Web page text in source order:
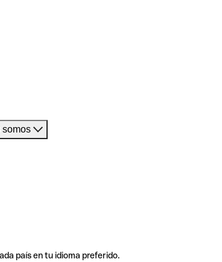
somos
país en tu idioma preferido.